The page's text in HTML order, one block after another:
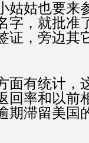
姑姑也要来
字，就批准
证，旁边其
面有统计，
回率和以前
期滞留美国